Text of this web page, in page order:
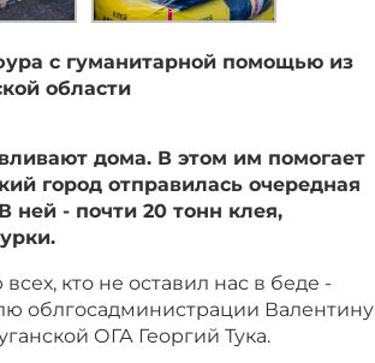
с гуманитарной помощью из
области
дома. В этом им помогает
город отправилась очередная
ней - почти 20 тонн клея,
кто не оставил нас в беде -
облгосадминистрации Валентину
ОГА Георгий Тука.